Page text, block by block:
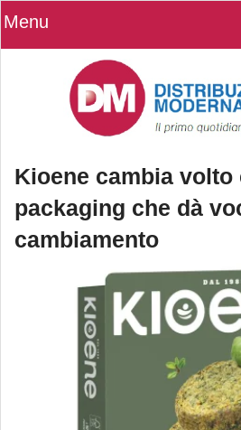
Menu
Kioene cambia
packaging che dà
cambiamento